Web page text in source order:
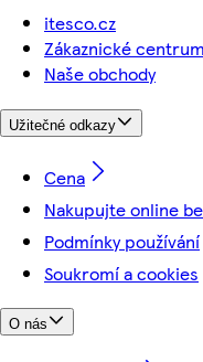
itesco.cz
Zákaznické
Naše obchody
Užitečné odkazy
Cena
Nakupujte online
Podmínky používání
Soukromí a cookies
O nás